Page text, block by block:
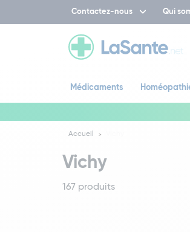
Contactez-nous Qui
Médicaments
Accueil
Vichy
167 produits